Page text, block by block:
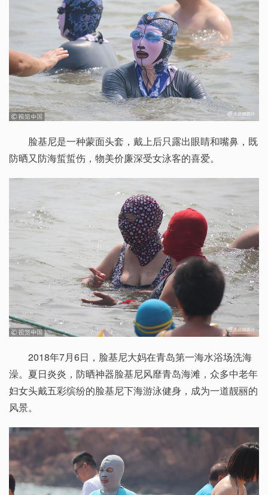
脸基尼是一种蒙面头套，戴上后只露出眼睛和嘴鼻，既
防晒又防海蜇蜇伤，物美价廉深受女泳客的喜爱。
2018年7月6日，脸基尼大妈在青岛第一海水浴场洗海
澡。夏日炎炎，防晒神器脸基尼风靡青岛海滩，众多中老年
妇女头戴五彩缤纷的脸基尼下海游泳健身，成为一道靓丽的
风景。